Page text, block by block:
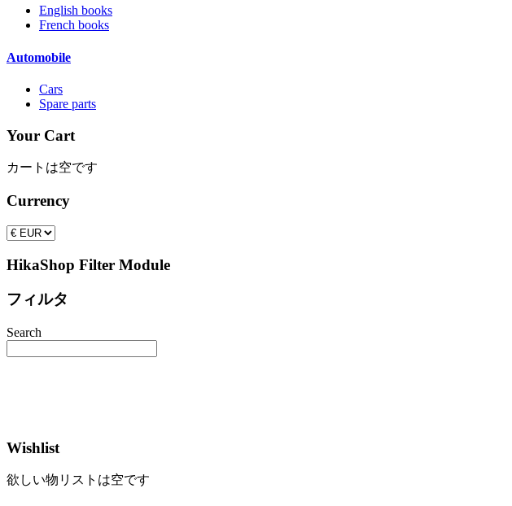
English books
French books
Automobile
Cars
Spare parts
Your Cart
カートは空です
Currency
HikaShop Filter Module
フィルタ
Search
Wishlist
欲しい物リストは空です